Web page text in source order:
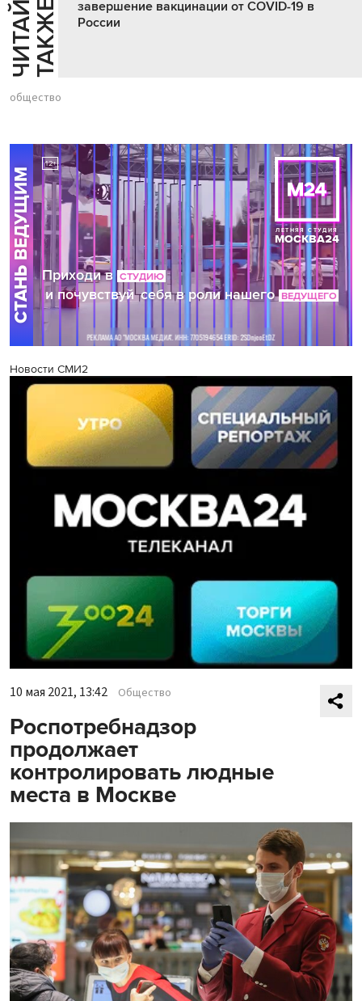
Ч
И
Т
АЙ
Т
Е
Т
А
К
ЖЕ
завершение вакцинации от COVID-19 в
России
общество
Новости СМИ2
10 мая 2021, 13:42 Общество
Роспотребнадзор
продолжает
контролировать людные
места в Москве